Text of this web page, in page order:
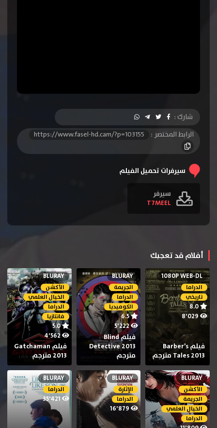
شارك :
الرابط المختصر :
https://www.fasel-hd.cam/?p=103155
سيرفرات تحميل الفيلم
سيرفر
T7MEEL
أفلام قد تعجبك
1080P WEB-DL
الدراما
تاريخي
فيلم Barber’s
Tales 2013 مترجم
BLURAY
الجريمة
الدراما
الكوميديا
6.5
5٬222
فيلم Blind
Detective 2013
مترجم
BLURAY
الأكشن
الخيال العلمي
الدراما
فانتازيا
5.0
4٬562
فيلم Gatchaman
2013 مترجم
BLURAY
الأكشن
الجريمة
الخيال العلمي
الدراما
BLURAY
الإثارة
الدراما
16٬879
BLURAY
الدراما
35٬421